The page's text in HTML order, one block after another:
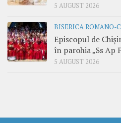
5 AUGUST 2026
BISERICA ROMANO-
Episcopul de
în parohia „Ss Ap
5 AUGUST 2026